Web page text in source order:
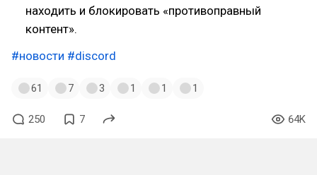
находить и блокировать «противоправный
контент».
#новости #discord
61 7 3 1 1 1
250 7 64K